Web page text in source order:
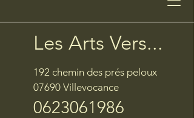
Les Arts Vers...
192 chemin des prés peloux
07690 Villevocance
0623061986